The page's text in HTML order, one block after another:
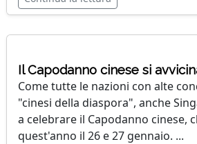
Il Capodanno cinese si
Come tutte le nazioni con alte
"cinesi della diaspora", anche
a celebrare il Capodanno cinese,
quest'anno il 26 e 27 gennaio. ...